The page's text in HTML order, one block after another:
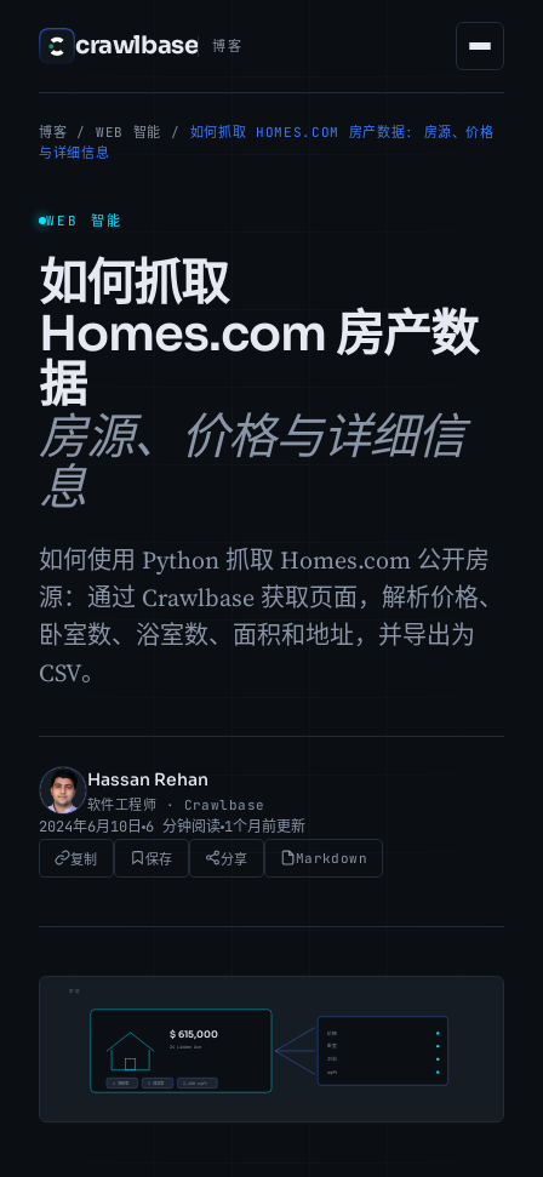
crawlbase 博客
博客 / WEB 智能 /
如何抓取 HOMES.COM 房产数据: 房源、价格
与详细信息
WEB 智能
如何抓取
Homes.com 房产数
据
房源、价格与详细信
息
如何使用 Python 抓取 Homes.com 公开房
源：通过 Crawlbase 获取页面，解析价格、
卧室数、浴室数、面积和地址，并导出为
CSV。
HR
Hassan Rehan
软件工程师 · Crawlbase
2024年6月10日 6 分钟阅读 1个月前更新
复制 保存 分享 Markdown